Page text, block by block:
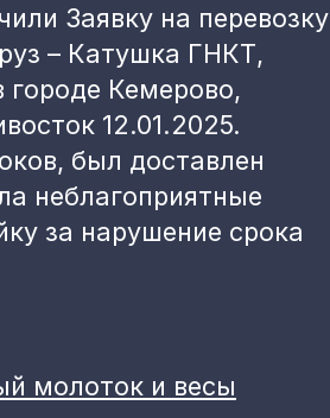
Заявку на перевозку
– Катушка ГНКТ,
городе Кемерово,
12.01.2025.
был доставлен
неблагоприятные
за нарушение срока